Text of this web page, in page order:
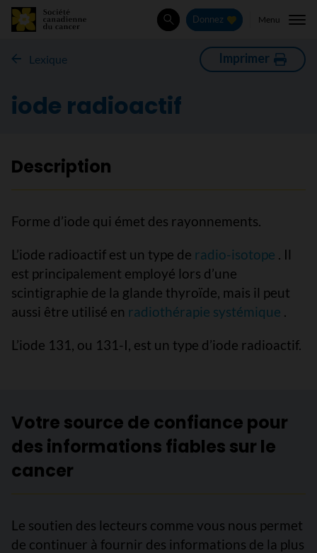
Rechercher
Donnez Menu
Lexique Imprimer
iode radioactif
Description
Forme d’iode qui émet des rayonnements.
L’iode radioactif est un type de radio-isotope . Il
est principalement employé lors d’une
scintigraphie de la glande thyroïde, mais il peut
aussi être utilisé en radiothérapie systémique .
L’iode 131, ou 131-I, est un type d’iode radioactif.
Votre source de confiance pour
des informations fiables sur le
cancer
Le soutien des lecteurs comme vous nous permet
de continuer à fournir des informations de la plus